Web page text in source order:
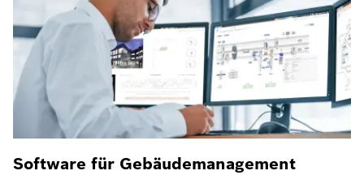
Software für Gebäudemanagement